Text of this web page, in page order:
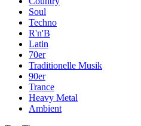
Soul
Techno
R'n'B
Latin
70er
Traditionelle Musik
90er
Trance
Heavy Metal
Ambient